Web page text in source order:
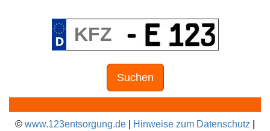
Suchen
© www.123entsorgung.de Hinweise zum Datenschutz